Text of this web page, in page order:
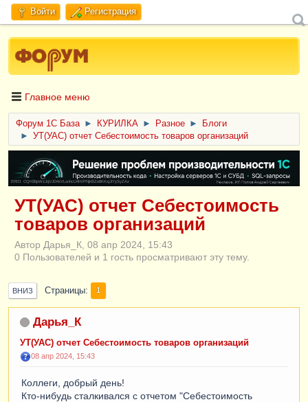
Войти Регистрация
Главное меню
Форум 1C База ► КУРИЛКА ► Разное ►
Блоги
►
УТ(УАС) отчет Себестоимость товаров организаций
ERID: CQH36pWzJqVJD4xVLsnhcU4hVPNjkBZe8KKxjJiYySyZAz
УТ(УАС) отчет Себестоимость
товаров организаций
Автор Дарья_К, 08 апр 2024, 15:43
0 Пользователей и 1 гость просматривают эту тему.
ВНИЗ Страницы 1
Дарья_К
УТ(УАС) отчет Себестоимость товаров организаций
08 апр 2024, 15:43
Коллеги, добрый день!
Кто-нибудь сталкивался с отчетом "Себестоимость